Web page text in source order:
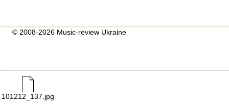
© 2008-2026 Music-review Ukraine
101212_137.jpg